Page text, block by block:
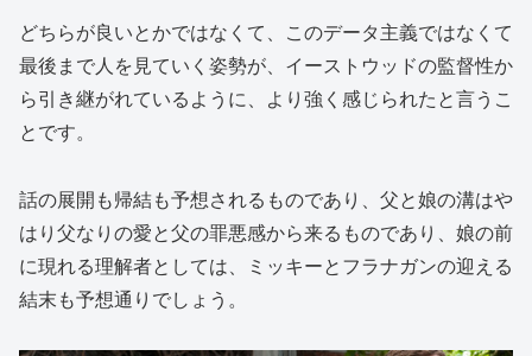
どちらが良いとかではなくて、このデータ主義ではなくて
最後まで人を見ていく姿勢が、イーストウッドの監督性か
ら引き継がれているように、より強く感じられたと言うこ
とです。
話の展開も帰結も予想されるものであり、父と娘の溝はや
はり父なりの愛と父の罪悪感から来るものであり、娘の前
に現れる理解者としては、ミッキーとフラナガンの迎える
結末も予想通りでしょう。